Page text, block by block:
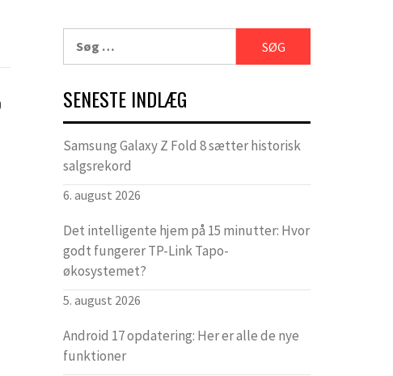
efter:
SENESTE INDLÆG
Samsung Galaxy Z Fold 8 sætter historisk
salgsrekord
6. august 2026
Det intelligente hjem på 15 minutter: Hvor
godt fungerer TP-Link Tapo-
økosystemet?
5. august 2026
Android 17 opdatering: Her er alle de nye
funktioner